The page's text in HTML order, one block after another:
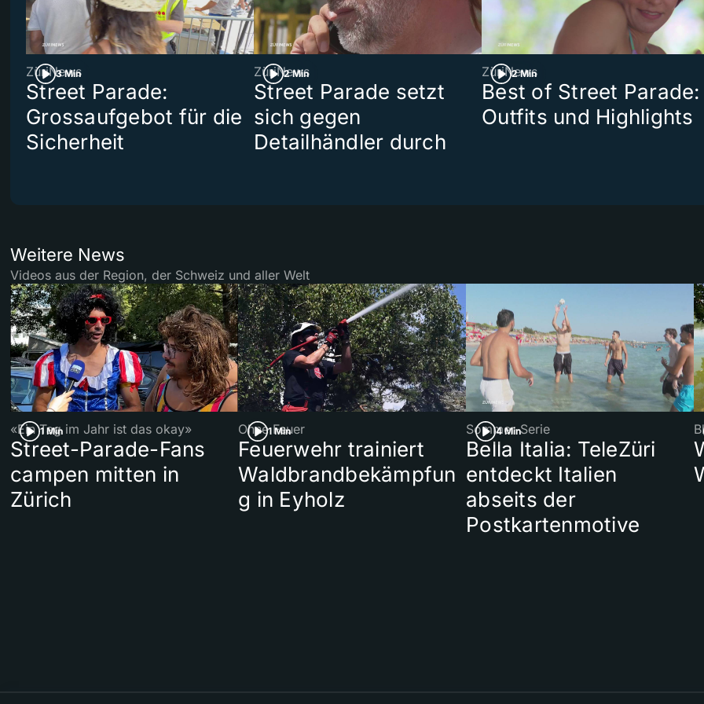
3 Min
ZüriNews
Street Parade:
Grossaufgebot für die
Sicherheit
2 Min
ZüriNews
Street Parade setzt
sich gegen
Detailhändler durch
2 Min
ZüriNews
Best of Street Parade:
Outfits und Highlights
Weitere News
Videos aus der Region, der Schweiz und aller Welt
1 Min
«Ein Tag im Jahr ist das okay»
Street-Parade-Fans
campen mitten in
Zürich
1 Min
Ohne Feuer
Feuerwehr trainiert
Waldbrandbekämpfun
g in Eyholz
4 Min
Sommer-Serie
Bella Italia: TeleZüri
entdeckt Italien
abseits der
Postkartenmotive